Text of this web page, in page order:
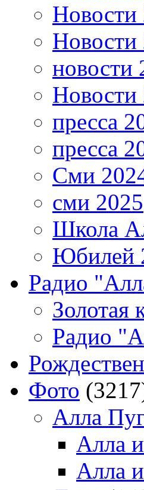
Новости
Новости
новости
Новости
пресса
пресса
Сми
сми 2025
Школа
Юбилей
Радио
Золотая
Радио
Фото
Алла
Алла
Алла